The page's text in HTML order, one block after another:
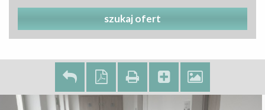
szukaj ofert